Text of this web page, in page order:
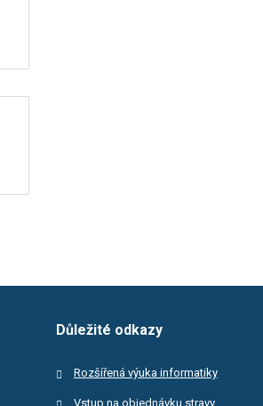
Důležité odkazy
Rozšířená výuka informatiky
Vstup na objednávku stravy